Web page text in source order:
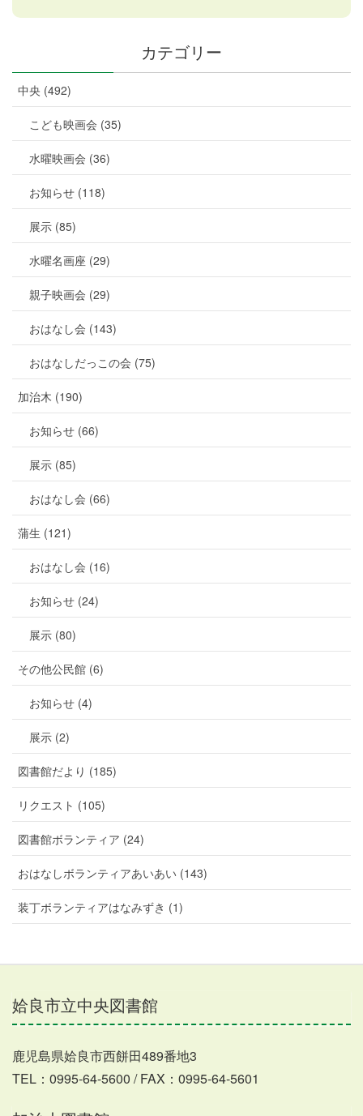
カテゴリー
中央 (492)
こども映画会 (35)
水曜映画会 (36)
お知らせ (118)
展示 (85)
水曜名画座 (29)
親子映画会 (29)
おはなし会 (143)
おはなしだっこの会 (75)
加治木 (190)
お知らせ (66)
展示 (85)
おはなし会 (66)
蒲生 (121)
おはなし会 (16)
お知らせ (24)
展示 (80)
その他公民館 (6)
お知らせ (4)
展示 (2)
図書館だより (185)
リクエスト (105)
図書館ボランティア (24)
おはなしボランティアあいあい (143)
装丁ボランティアはなみずき (1)
姶良市立中央図書館
鹿児島県姶良市西餅田489番地3
TEL：0995-64-5600 / FAX：0995-64-5601